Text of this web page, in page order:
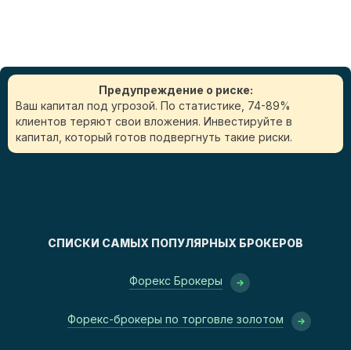
Предупреждение о риске:
Ваш капитал под угрозой. По статистике, 74-89%
клиентов теряют свои вложения. Инвестируйте в
капитал, который готов подвергнуть такие риски.
СПИСКИ САМЫХ ПОПУЛЯРНЫХ БРОКЕРОВ
Форекс Брокеры
Форекс-брокеры по торговле золотом